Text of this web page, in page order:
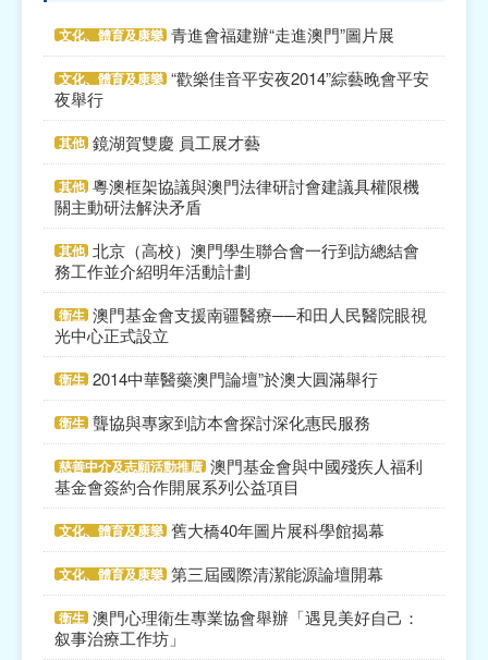
文化、體育及康樂 青進會福建辦“走進澳門”圖片展
文化、體育及康樂 “歡樂佳音平安夜2014”綜藝晚會平安
夜舉行
其他 鏡湖賀雙慶 員工展才藝
其他 粵澳框架協議與澳門法律研討會建議具權限機
關主動研法解決矛盾
其他 北京（高校）澳門學生聯合會一行到訪總結會
務工作並介紹明年活動計劃
衛生 澳門基金會支援南疆醫療──和田人民醫院眼視
光中心正式設立
衛生 2014中華醫藥澳門論壇”於澳大圓滿舉行
衛生 聾協與專家到訪本會探討深化惠民服務
慈善中介及志願活動推廣 澳門基金會與中國殘疾人福利
基金會簽約合作開展系列公益項目
文化、體育及康樂 舊大橋40年圖片展科學館揭幕
文化、體育及康樂 第三屆國際清潔能源論壇開幕
衛生 澳門心理衛生專業協會舉辦「遇見美好自己：
叙事治療工作坊」